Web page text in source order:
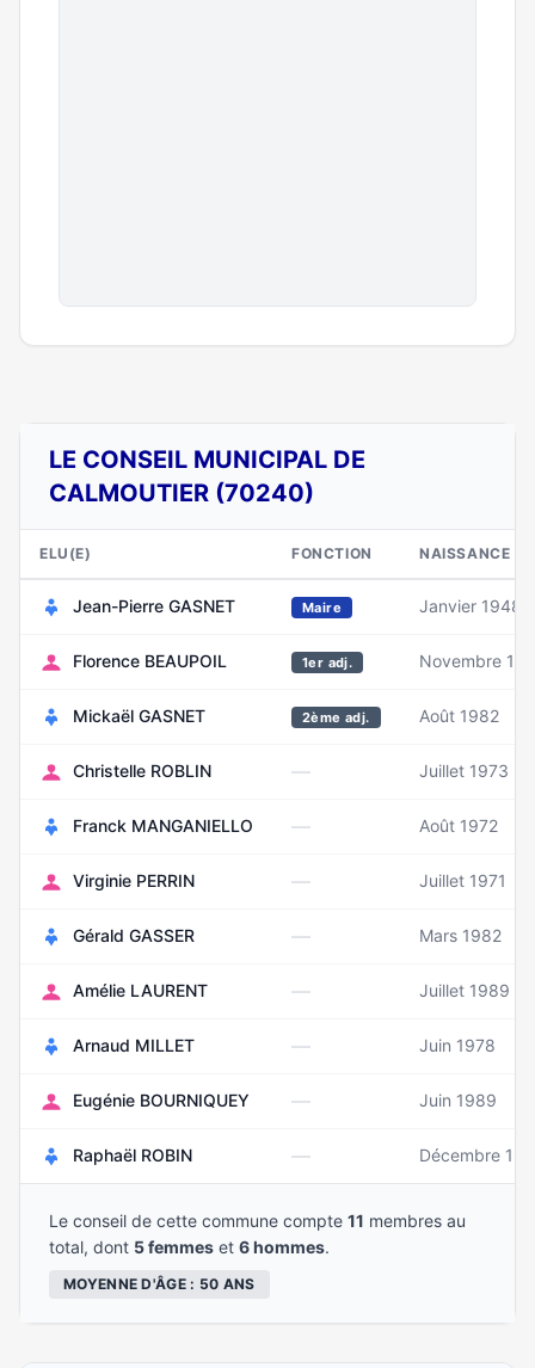
LE CONSEIL MUNICIPAL DE
CALMOUTIER (70240)
ELU(E) FONCTION NAISSANCE
Jean-Pierre GASNET Maire Janvier 1948
Florence BEAUPOIL 1er adj. Novembre
Mickaël GASNET 2ème adj. Août 1982
Christelle ROBLIN — Juillet 1973
Franck MANGANIELLO — Août 1972
Virginie PERRIN — Juillet 1971
Gérald GASSER — Mars 1982
Amélie LAURENT — Juillet 1989
Arnaud MILLET — Juin 1978
Eugénie BOURNIQUEY — Juin 1989
Raphaël ROBIN — Décembre
Le conseil de cette commune compte 11 membres au
total, dont 5 femmes et 6 hommes.
MOYENNE D'ÂGE : 50 ANS